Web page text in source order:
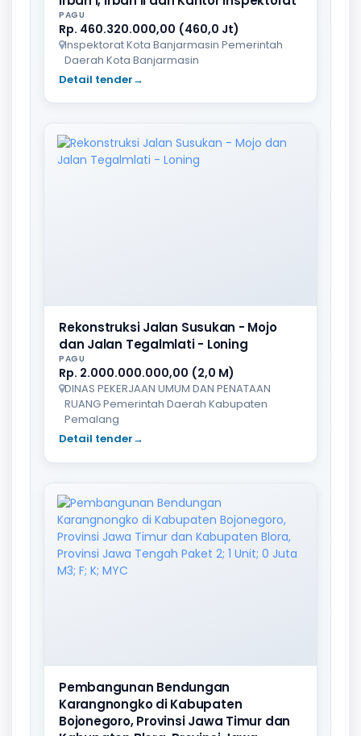
PAGU
Rp. 460.320.000,00 (460,0 Jt)
Inspektorat Kota Banjarmasin Pemerintah
Daerah Kota Banjarmasin
Detail tender→
Rekonstruksi Jalan Susukan - Mojo
dan Jalan Tegalmlati - Loning
PAGU
Rp. 2.000.000.000,00 (2,0 M)
DINAS PEKERJAAN UMUM DAN PENATAAN
RUANG Pemerintah Daerah Kabupaten
Pemalang
Detail tender→
Pembangunan Bendungan
Karangnongko di Kabupaten
Bojonegoro, Provinsi Jawa Timur dan